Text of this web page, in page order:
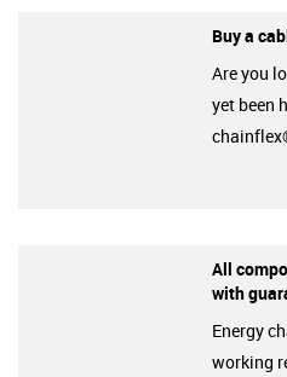
Buy a
Are you
yet been
All
with
Energy
working